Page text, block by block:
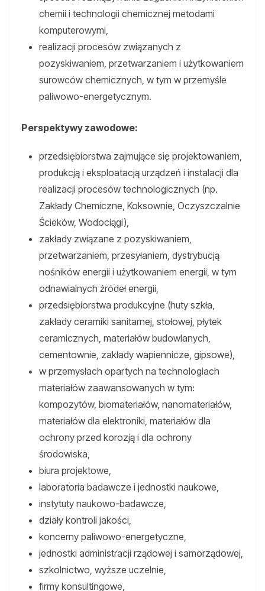
chemii i technologii chemicznej metodami
komputerowymi,
realizacji procesów związanych z
pozyskiwaniem, przetwarzaniem i użytkowaniem
surowców chemicznych, w tym w przemyśle
paliwowo-energetycznym.
Perspektywy zawodowe:
przedsiębiorstwa zajmujące się projektowaniem,
produkcją i eksploatacją urządzeń i instalacji dla
realizacji procesów technologicznych (np.
Zakłady Chemiczne, Koksownie, Oczyszczalnie
Ścieków, Wodociągi),
zakłady związane z pozyskiwaniem,
przetwarzaniem, przesyłaniem, dystrybucją
nośników energii i użytkowaniem energii, w tym
odnawialnych źródeł energii,
przedsiębiorstwa produkcyjne (huty szkła,
zakłady ceramiki sanitarnej, stołowej, płytek
ceramicznych, materiałów budowlanych,
cementownie, zakłady wapiennicze, gipsowe),
w przemysłach opartych na technologiach
materiałów zaawansowanych w tym:
kompozytów, biomateriałów, nanomateriałów,
materiałów dla elektroniki, materiałów dla
ochrony przed korozją i dla ochrony
środowiska,
biura projektowe,
laboratoria badawcze i jednostki naukowe,
instytuty naukowo-badawcze,
działy kontroli jakości,
koncerny paliwowo-energetyczne,
jednostki administracji rządowej i samorządowej,
szkolnictwo, wyższe uczelnie,
firmy konsultingowe,